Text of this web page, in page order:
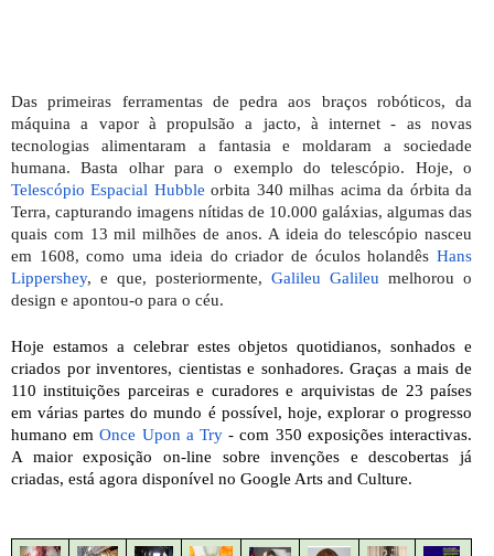
Das primeiras ferramentas de pedra aos braços robóticos, da
máquina a vapor à propulsão a jacto, à internet - as novas
tecnologias alimentaram a fantasia e moldaram a sociedade
Telescópio Espacial Hubble orbita 340 milhas acima da órbita da
Terra, capturando imagens nítidas de 10.000 galáxias, algumas das
quais com 13 mil milhões de anos. A ideia do telescópio nasceu
em 1608, como uma ideia do criador de óculos holandês Hans
Lippershey, e que, posteriormente, Galileu Galileu melhorou o
design e apontou-o para o céu.
Hoje estamos a celebrar estes objetos quotidianos, sonhados e
criados por inventores, cientistas e sonhadores. Graças a mais de
110 instituições parceiras e curadores e arquivistas de 23 países
em várias partes do mundo é possível, hoje, explorar o progresso
humano em Once Upon a Try - com 350 exposições interactivas.
A maior exposição on-line sobre invenções e descobertas já
criadas, está agora disponível no Google Arts and Culture.